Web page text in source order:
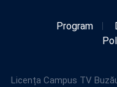
Program
Licența Campus TV